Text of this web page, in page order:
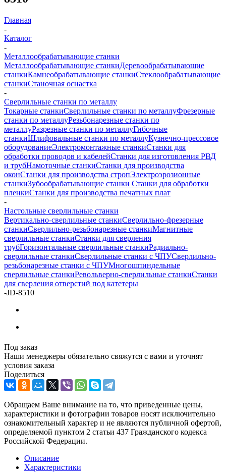
Главная
-
Каталог
-
Металлообрабатывающие станки
Металлообрабатывающие станкиДеревообрабатывающие
станкиКамнеобрабатывающие станкиСтеклообрабатывающие
станкиСтаночная оснастка
-
Сверлильные станки по металлу
Токарные станкиСверлильные станки по металлуФрезерные
станки по металлуРезьбонарезные станки по
металлуРазрезные станки по металлуГибочные
станкиШлифовальные станки по металлуКузнечно-прессовое
оборудованиеЭлектромонтажные станкиСтанки для
обработки проводов и кабелейСтанки для изготовления РВД
и трубНамоточные станкиСтанки для производства
оконСтанки для производства стропЭлектроэрозионные
станкиЗубообрабатывающие станки Станки для обработки
пленкиСтанки для производства печатных плат
-
Настольные сверлильные станки
Вертикально-сверлильные станкиСверлильно-фрезерные
станкиСверлильно-резьбонарезные станкиМагнитные
сверлильные станкиСтанки для сверления
трубГоризонтальные сверлильные станкиРадиально-
сверлильные станкиСверлильные станки с ЧПУСверлильно-
резьбонарезные станки с ЧПУМногошпиндельные
сверлильные станкиРевольверно-сверлильные станкиСтанки
для сверления отверстий под катетеры
-JD-8510
Под заказ
Наши менеджеры обязательно свяжутся с вами и уточнят
условия заказа
Поделиться
Обращаем Ваше внимание на то, что приведенные цены,
характеристики и фотографии товаров носят исключительно
ознакомительный характер и не являются публичной офертой,
определяемой пунктом 2 статьи 437 Гражданского кодекса
Российской Федерации.
Описание
Характеристики